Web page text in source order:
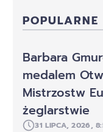
POPULARNE
Barbara
medalem
Mistrzostw
żeglarstwie
31 LIPCA, 2026,